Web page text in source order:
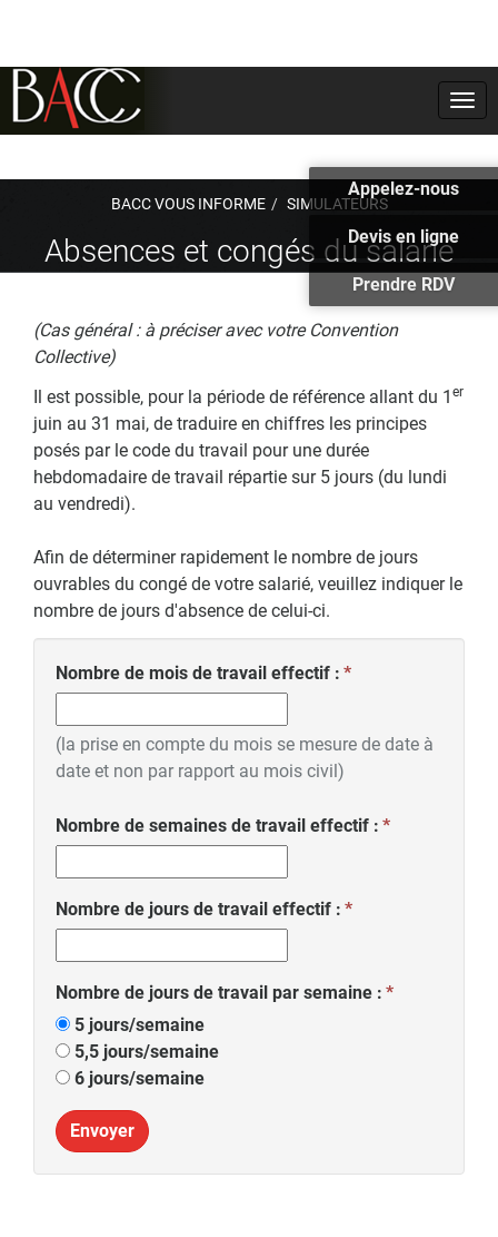
BACC VOUS INFORME SIMULATEURS
Appelez-nous
Devis en ligne
Prendre RDV
Absences et congés du salarié
(Cas général : à préciser avec votre Convention
Collective)
Il est possible, pour la période de référence allant du 1 er
juin au 31 mai, de traduire en chiffres les principes
posés par le code du travail pour une durée
hebdomadaire de travail répartie sur 5 jours (du lundi
au vendredi).
Afin de déterminer rapidement le nombre de jours
ouvrables du congé de votre salarié, veuillez indiquer le
nombre de jours d'absence de celui-ci.
Nombre de mois de travail effectif :
(la prise en compte du mois se mesure de date à
date et non par rapport au mois civil)
Nombre de semaines de travail effectif :
Nombre de jours de travail effectif :
Nombre de jours de travail par semaine :
5 jours/semaine
5,5 jours/semaine
6 jours/semaine
Envoyer